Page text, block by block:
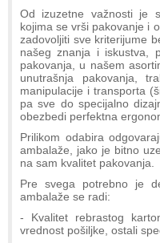
Od izuzetne važnosti je
kojima se vrši pakovanje i
zadovoljiti sve kriterijume
našeg znanja i iskustva,
pakovanja, u našem
unutrašnja pakovanja,
manipulacije i transporta
pa sve do specijalno
obezbedi perfektna
Prilikom odabira
ambalaže, jako je bitno
na sam kvalitet pakovanja.
Pre svega potrebno je
ambalaže se radi:
- Kvalitet rebrastog
vrednost pošiljke, ostali